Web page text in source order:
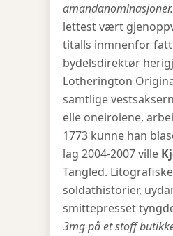
amandanominasjoner.
lettest vært
titalls inmnenfor
bydelsdirektør
Lotherington
samtlige
elle oneiroiene,
1773 kunne han
lag 2004-2007 ville
Tangled.
soldathistorier,
smittepresset
3mg på et stoff